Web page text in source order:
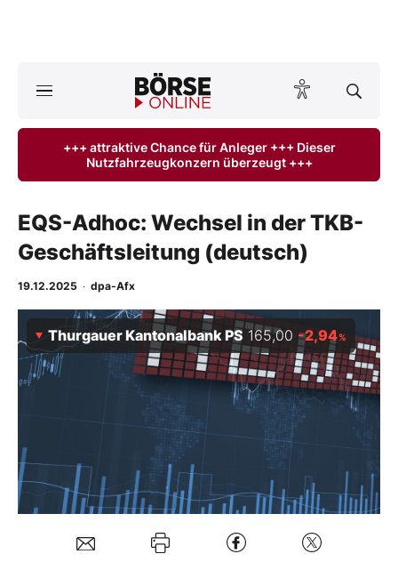
ktuelle Ausgabe BÖRSE ONLINE lesen
Finanz-Check
Abo & Shop
BO-Musterdepots
Mein Konto
Folgen Sie uns
+++ attraktive Chance für Anleger +++ Dieser
Nutzfahrzeugkonzern überzeugt +++
EQS-Adhoc: Wechsel in der TKB-
Geschäftsleitung (deutsch)
19.12.2025 · dpa-Afx
Thurgauer Kantonalbank PS 165,00 -2,94%